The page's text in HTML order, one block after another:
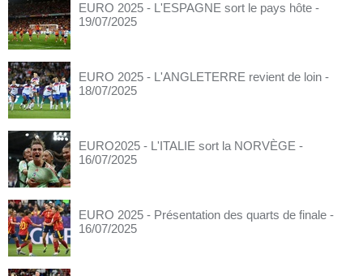
EURO 2025 - L'ESPAGNE sort le pays hôte -
19/07/2025
EURO 2025 - L'ANGLETERRE revient de loin -
18/07/2025
EURO2025 - L'ITALIE sort la NORVÈGE -
16/07/2025
EURO 2025 - Présentation des quarts de finale -
16/07/2025